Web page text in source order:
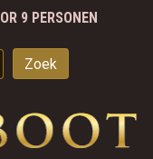
9 PERSONEN
Zoek